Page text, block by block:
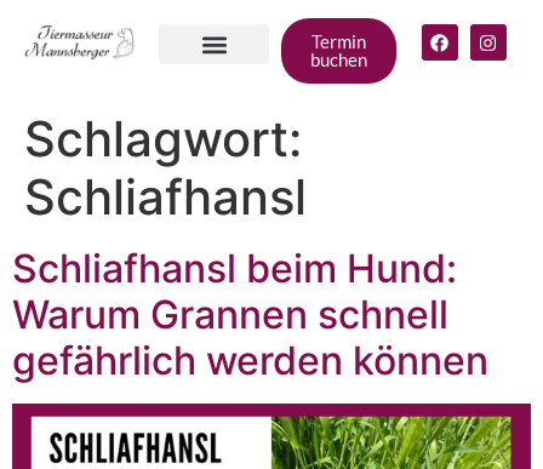
Termin
buchen
Schlagwort:
Schliafhansl
Schliafhansl beim Hund:
Warum Grannen schnell
gefährlich werden können